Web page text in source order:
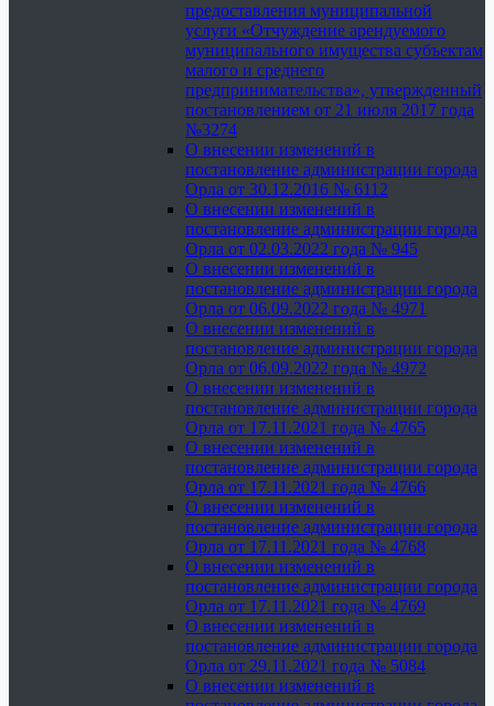
предоставления муниципальной
услуги «Отчуждение арендуемого
муниципального имущества субъектам
малого и среднего
предпринимательства», утвержденный
постановлением от 21 июля 2017 года
№3274
О внесении изменений в
постановление администрации города
Орла от 30.12.2016 № 6112
О внесении изменений в
постановление администрации города
Орла от 02.03.2022 года № 945
О внесении изменений в
постановление администрации города
Орла от 06.09.2022 года № 4971
О внесении изменений в
постановление администрации города
Орла от 06.09.2022 года № 4972
О внесении изменений в
постановление администрации города
Орла от 17.11.2021 года № 4765
О внесении изменений в
постановление администрации города
Орла от 17.11.2021 года № 4766
О внесении изменений в
постановление администрации города
Орла от 17.11.2021 года № 4768
О внесении изменений в
постановление администрации города
Орла от 17.11.2021 года № 4769
О внесении изменений в
постановление администрации города
Орла от 29.11.2021 года № 5084
О внесении изменений в